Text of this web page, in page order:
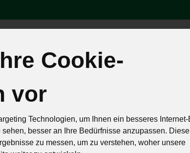
Cookie-
vor
Technologien, um Ihnen ein besseres
besser an Ihre Bedürfnisse anzupassen. Diese
zu messen, um zu verstehen, woher unsere
Feinkost & Geschenke
Rezepte